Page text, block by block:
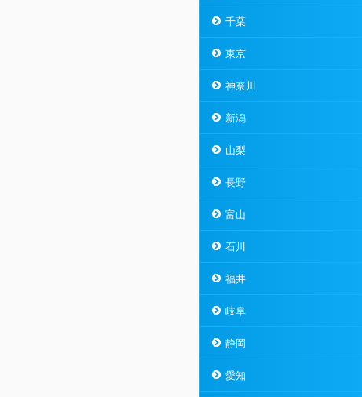
千葉
東京
神奈川
新潟
山梨
長野
富山
石川
福井
岐阜
静岡
愛知